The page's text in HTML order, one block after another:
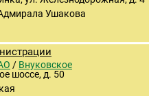
Ушакова
/ Внуковское
шоссе, д. 50